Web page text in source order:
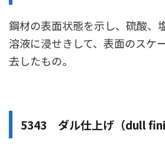
鋼材の表面状態を示し、硫酸、
溶液に浸せきして、表面のスケ
去したもの。
5343 ダル仕上げ（dull